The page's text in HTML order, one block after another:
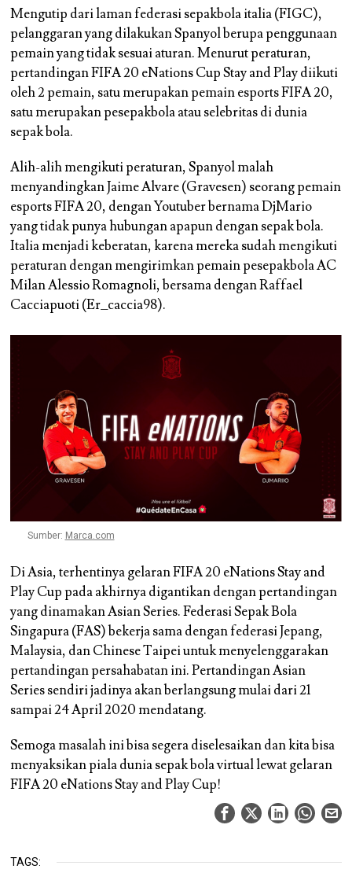
Mengutip dari laman federasi sepakbola italia (FIGC),
pelanggaran yang dilakukan Spanyol berupa penggunaan
pemain yang tidak sesuai aturan. Menurut peraturan,
pertandingan FIFA 20 eNations Cup Stay and Play diikuti
oleh 2 pemain, satu merupakan pemain esports FIFA 20,
satu merupakan pesepakbola atau selebritas di dunia
sepak bola.
Alih-alih mengikuti peraturan, Spanyol malah
menyandingkan Jaime Alvare (Gravesen) seorang pemain
esports FIFA 20, dengan Youtuber bernama DjMario
yang tidak punya hubungan apapun dengan sepak bola.
Italia menjadi keberatan, karena mereka sudah mengikuti
peraturan dengan mengirimkan pemain pesepakbola AC
Milan Alessio Romagnoli, bersama dengan Raffael
Cacciapuoti (Er_caccia98).
Sumber: Marca.com
Di Asia, terhentinya gelaran FIFA 20 eNations Stay and
Play Cup pada akhirnya digantikan dengan pertandingan
yang dinamakan Asian Series. Federasi Sepak Bola
Singapura (FAS) bekerja sama dengan federasi Jepang,
Malaysia, dan Chinese Taipei untuk menyelenggarakan
pertandingan persahabatan ini. Pertandingan Asian
Series sendiri jadinya akan berlangsung mulai dari 21
sampai 24 April 2020 mendatang.
Semoga masalah ini bisa segera diselesaikan dan kita bisa
menyaksikan piala dunia sepak bola virtual lewat gelaran
FIFA 20 eNations Stay and Play Cup!
TAGS: